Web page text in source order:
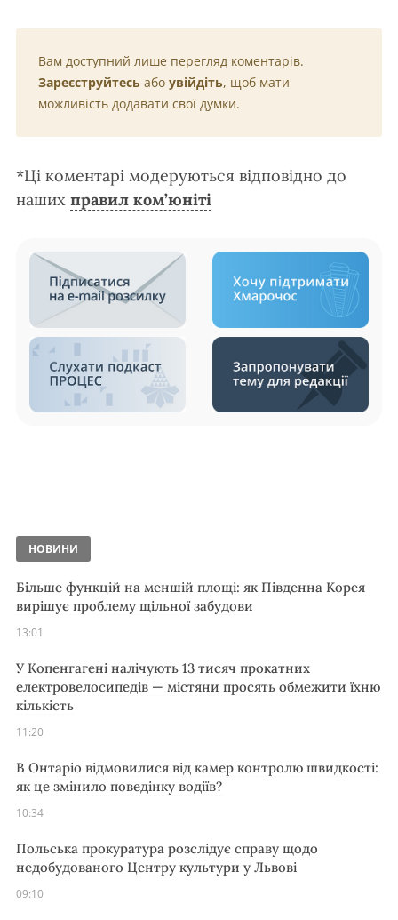
Вам доступний лише перегляд коментарів.
Зареєструйтесь або увійдіть, щоб мати
можливість додавати свої думки.
*Ці коментарі модеруються відповідно до
наших правил ком’юніті
НОВИНИ
Більше функцій на меншій площі: як Південна Корея
вирішує проблему щільної забудови
13:01
У Копенгагені налічують 13 тисяч прокатних
електровелосипедів — містяни просять обмежити їхню
кількість
11:20
В Онтаріо відмовилися від камер контролю швидкості:
як це змінило поведінку водіїв?
10:34
Польська прокуратура розслідує справу щодо
недобудованого Центру культури у Львові
09:10